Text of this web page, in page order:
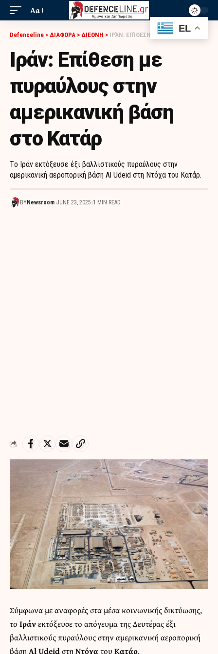
Aa
Defenceline > ΔΙΑΦΟΡΑ > ΔΙΕΘΝΗ > ΙΡΆΝ: ΕΠΊΘΕΣΗ ΜΕ ΠΥΡΑΎΛΟΥΣ ΣΤΗΝ ΑΜΕΡΙΚΑΝΙΚΉ ΒΆΣΗ ΣΤΟ ΚΑΤΆΡ
Ιράν: Επίθεση με
πυραύλους στην
αμερικανική βάση
στο Κατάρ
Tο Ιράν εκτόξευσε έξι βαλλιστικούς πυραύλους στην
αμερικανική αεροπορική βάση Al Udeid στη Ντόχα του Κατάρ.
BY Newsroom JUNE 23, 2025 1 MIN READ
Σύμφωνα με αναφορές στα μέσα κοινωνικής δικτύωσης,
το Ιράνεκτόξευσε το απόγευμα της Δευτέρας έξι
βαλλιστικούς πυραύλους στην αμερικανική αεροπορική
βάση Al Udeidστη ΝτόχατουΚατάρ.
EL